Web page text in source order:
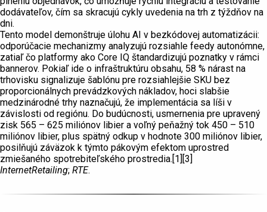
dodávateľov, čím sa skracujú cykly uvedenia na trh z týždňov na
dni.
Tento model demonštruje úlohu AI v bezkódovej automatizácii:
odporúčacie mechanizmy analyzujú rozsiahle feedy autonómne,
zatiaľ čo platformy ako Core IQ štandardizujú poznatky v rámci
bannerov. Pokiaľ ide o infraštruktúru obsahu, 58 % nárast na
trhovisku signalizuje šablónu pre rozsiahlejšie SKU bez
proporcionálnych prevádzkových nákladov, hoci slabšie
medzinárodné trhy naznačujú, že implementácia sa líši v
závislosti od regiónu. Do budúcnosti, usmernenia pre upravený
zisk 565 – 625 miliónov libier a voľný peňažný tok 450 – 510
miliónov libier, plus spätný odkup v hodnote 300 miliónov libier,
posilňujú záväzok k týmto pákovým efektom uprostred
zmiešaného spotrebiteľského prostredia.[1][3]
InternetRetailing; RTE.